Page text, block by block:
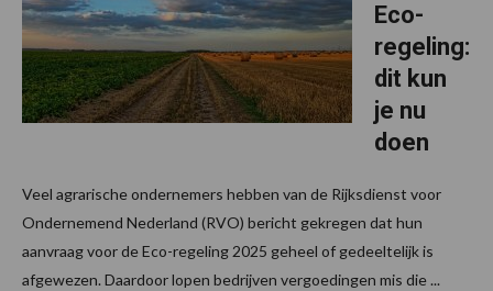
Eco-
regeling:
dit kun
je nu
doen
Veel agrarische ondernemers hebben van de Rijksdienst voor
Ondernemend Nederland (RVO) bericht gekregen dat hun
aanvraag voor de Eco-regeling 2025 geheel of gedeeltelijk is
afgewezen. Daardoor lopen bedrijven vergoedingen mis die ...